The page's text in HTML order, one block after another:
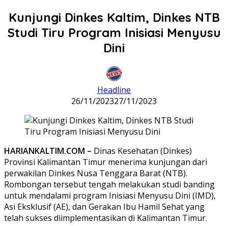
Kunjungi Dinkes Kaltim, Dinkes NTB
Studi Tiru Program Inisiasi Menyusu
Dini
Headline
26/11/202327/11/2023
HARIANKALTIM.COM – Dinas Kesehatan (Dinkes)
Provinsi Kalimantan Timur menerima kunjungan dari
perwakilan Dinkes Nusa Tenggara Barat (NTB).
Rombongan tersebut tengah melakukan studi banding
untuk mendalami program Inisiasi Menyusu Dini (IMD),
Asi Eksklusif (AE), dan Gerakan Ibu Hamil Sehat yang
telah sukses diimplementasikan di Kalimantan Timur.